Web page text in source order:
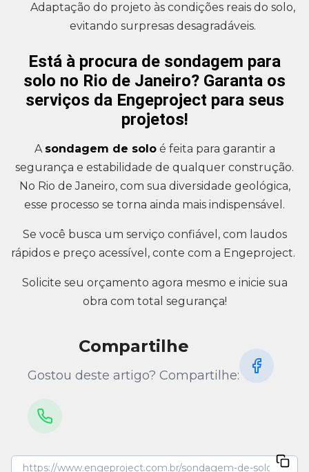
Adaptação do projeto às condições reais do solo,
evitando surpresas desagradáveis.
Está à procura de sondagem para
solo no Rio de Janeiro? Garanta os
serviços da Engeproject para seus
projetos!
A sondagem de soloé feita para garantir a
segurança e estabilidade de qualquer construção.
No Rio de Janeiro, com sua diversidade geológica,
esse processo se torna ainda mais indispensável.
Se você busca um serviço confiável, com laudos
rápidos e preço acessível, conte com a Engeproject.
Solicite seu orçamento agora mesmo e inicie sua
obra com total segurança!
Compartilhe
Gostou deste artigo? Compartilhe: